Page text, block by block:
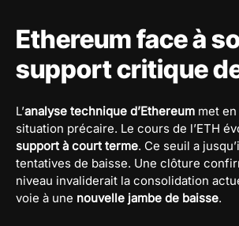
Ethereum face à
support critique
L’analyse technique d’Ethereum met
situation précaire. Le cours de l’ETH
support à court terme. Ce seuil a
tentatives de baisse. Une clôture
niveau invaliderait la consolidation
voie à une nouvelle jambe de baisse.